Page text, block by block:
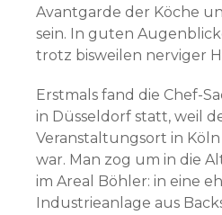
Avantgarde der Köche
sein. In guten
trotz bisweilen nerviger
Erstmals fand die Chef-
in Düsseldorf statt, weil
Veranstaltungsort in
war. Man zog um in die
im Areal Böhler: in eine
Industrieanlage aus